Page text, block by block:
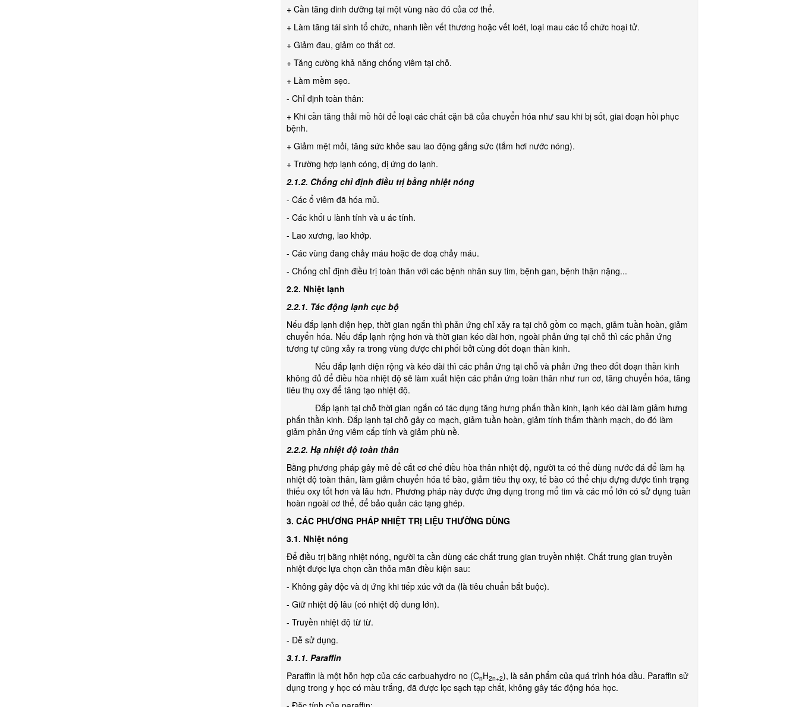
+ Cần tăng dinh dưỡng tại một vùng nào đó của cơ thể.
+ Làm tăng tái sinh tổ chức, nhanh liền vết thương hoặc vết loét, loại mau các tổ chức hoại tử.
+ Giảm đau, giảm co thắt cơ.
+ Tăng cường khả năng chống viêm tại chỗ.
+ Làm mềm sẹo.
- Chỉ định toàn thân:
+ Khi cần tăng thải mồ hôi để loại các chất cặn bã của chuyển hóa như sau khi bị sốt, giai đoạn hồi phục
bệnh.
+ Giảm mệt mỏi, tăng sức khỏe sau lao động gắng sức (tắm hơi nước nóng).
+ Trường hợp lạnh cóng, dị ứng do lạnh.
2.1.2. Chống chỉ định điều trị bằng nhiệt nóng
- Các ổ viêm đã hóa mủ.
- Các khối u lành tính và u ác tính.
- Lao xương, lao khớp.
- Các vùng đang chảy máu hoặc đe doạ chảy máu.
- Chống chỉ định điều trị toàn thân với các bệnh nhân suy tim, bệnh gan, bệnh thận nặng...
2.2. Nhiệt lạnh
2.2.1. Tác động lạnh cục bộ
Nếu đắp lạnh diện hẹp, thời gian ngắn thì phản ứng chỉ xảy ra tại chỗ gồm co mạch, giảm tuần hoàn, giảm
chuyển hóa. Nếu đắp lạnh rộng hơn và thời gian kéo dài hơn, ngoài phản ứng tại chỗ thì các phản ứng
tương tự cũng xảy ra trong vùng được chi phối bởi cùng đốt đoạn thần kinh.
Nếu đắp lạnh diện rộng và kéo dài thì các phản ứng tại chỗ và phản ứng theo đốt đoạn thần kinh
không đủ để điều hòa nhiệt độ sẽ làm xuất hiện các phản ứng toàn thân như run cơ, tăng chuyển hóa, tăng
tiêu thụ oxy để tăng tạo nhiệt độ.
Đắp lạnh tại chỗ thời gian ngắn có tác dụng tăng hưng phấn thần kinh, lạnh kéo dài làm giảm hưng
phấn thần kinh. Đắp lạnh tại chỗ gây co mạch, giảm tuần hoàn, giảm tính thấm thành mạch, do đó làm
giảm phản ứng viêm cấp tính và giảm phù nề.
2.2.2. Hạ nhiệt độ toàn thân
Bằng phương pháp gây mê để cắt cơ chế điều hòa thân nhiệt độ, người ta có thể dùng nước đá để làm hạ
nhiệt độ toàn thân, làm giảm chuyển hóa tế bào, giảm tiêu thụ oxy, tế bào có thể chịu đựng được tình trạng
thiếu oxy tốt hơn và lâu hơn. Phương pháp này được ứng dụng trong mổ tim và các mổ lớn có sử dụng tuần
hoàn ngoài cơ thể, để bảo quản các tạng ghép.
3. CÁC PHƯƠNG PHÁP NHIỆT TRỊ LIỆU THƯỜNG DÙNG
3.1. Nhiệt nóng
Để điều trị bằng nhiệt nóng, người ta cần dùng các chất trung gian truyền nhiệt. Chất trung gian truyền
nhiệt được lựa chọn cần thỏa mãn điều kiện sau:
- Không gây độc và dị ứng khi tiếp xúc với da (là tiêu chuẩn bắt buộc).
- Giữ nhiệt độ lâu (có nhiệt độ dung lớn).
- Truyền nhiệt độ từ từ.
- Dễ sử dụng.
3.1.1. Paraffin
Paraffin là một hỗn hợp của các carbuahydro no (CnH2n+2), là sản phẩm của quá trình hóa dầu. Paraffin sử
dụng trong y học có màu trắng, đã được lọc sạch tạp chất, không gây tác động hóa học.